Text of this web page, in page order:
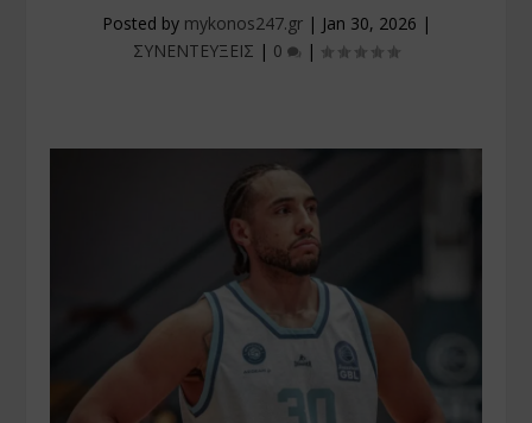
Posted by mykonos247.gr| Jan 30, 2026 |
ΣΥΝΕΝΤΕΥΞΕΙΣ | 0 |